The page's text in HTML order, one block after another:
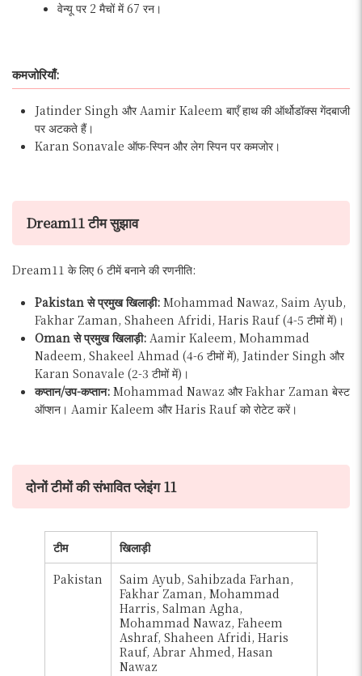
वेन्यू पर 2 मैचों में 67 रन।
कमजोरियाँ:
Jatinder Singh और Aamir Kaleem बाएँ हाथ की ऑर्थोडॉक्स गेंदबाजी
पर अटकते हैं।
Karan Sonavale ऑफ-स्पिन और लेग स्पिन पर कमजोर।
Dream11 टीम सुझाव
Dream11 के लिए 6 टीमें बनाने की रणनीति:
Pakistan से प्रमुख खिलाड़ी: Mohammad Nawaz, Saim Ayub,
Fakhar Zaman, Shaheen Afridi, Haris Rauf (4-5 टीमों में)।
Oman से प्रमुख खिलाड़ी: Aamir Kaleem, Mohammad
Nadeem, Shakeel Ahmad (4-6 टीमों में), Jatinder Singh और
Karan Sonavale (2-3 टीमों में)।
कप्तान/उप-कप्तान: Mohammad Nawaz और Fakhar Zaman बेस्ट
ऑप्शन। Aamir Kaleem और Haris Rauf को रोटेट करें।
दोनों टीमों की संभावित प्लेइंग 11
टीम
खिलाड़ी
Pakistan
Saim Ayub, Sahibzada Farhan,
Fakhar Zaman, Mohammad
Harris, Salman Agha,
Mohammad Nawaz, Faheem
Ashraf, Shaheen Afridi, Haris
Rauf, Abrar Ahmed, Hasan
Nawaz